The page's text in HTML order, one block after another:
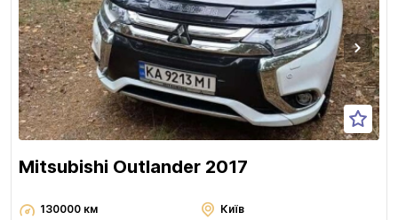
Mitsubishi Outlander 2017
130000 км Київ